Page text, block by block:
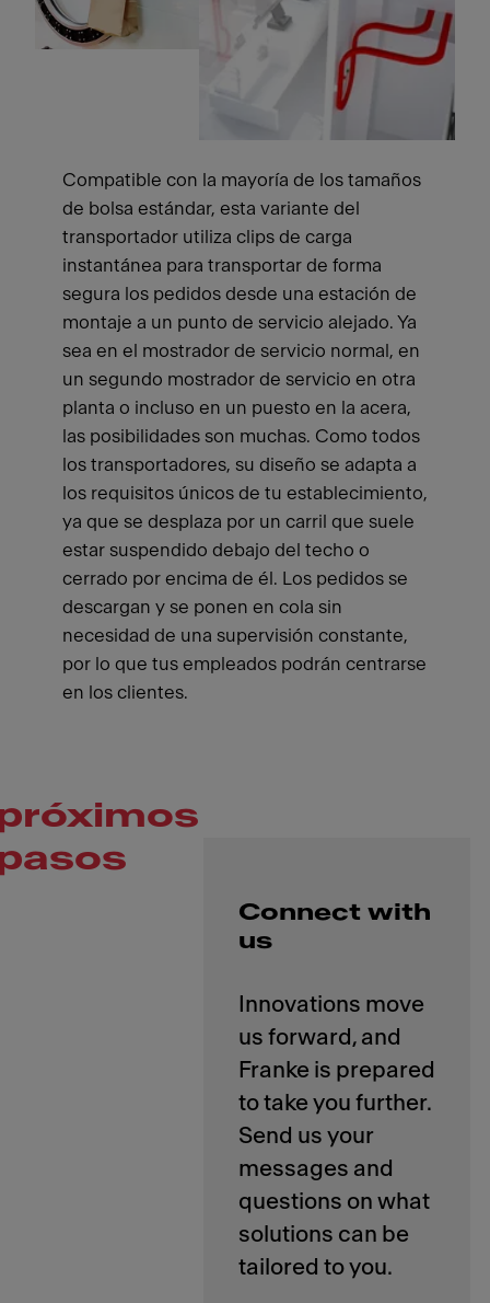
Compatible con la mayoría de los tamaños
de bolsa estándar, esta variante del
transportador utiliza clips de carga
instantánea para transportar de forma
segura los pedidos desde una estación de
montaje a un punto de servicio alejado. Ya
sea en el mostrador de servicio normal, en
un segundo mostrador de servicio en otra
planta o incluso en un puesto en la acera,
las posibilidades son muchas. Como todos
los transportadores, su diseño se adapta a
los requisitos únicos de tu establecimiento,
ya que se desplaza por un carril que suele
estar suspendido debajo del techo o
cerrado por encima de él. Los pedidos se
descargan y se ponen en cola sin
necesidad de una supervisión constante,
por lo que tus empleados podrán centrarse
en los clientes.
Connect with
us
Innovations move
us forward, and
Franke is prepared
to take you further.
Send us your
messages and
questions on what
solutions can be